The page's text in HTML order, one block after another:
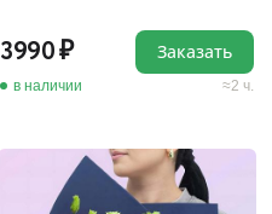
3990
в наличии 2 ч.
Заказать